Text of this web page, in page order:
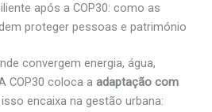
após a COP30: como as
proteger pessoas e património
convergem energia, água,
COP30 coloca a adaptação com
encaixa na gestão urbana: